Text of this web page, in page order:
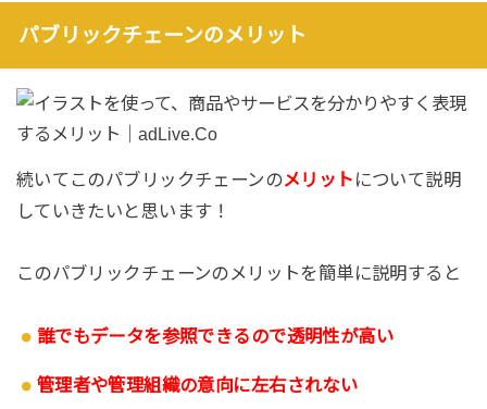
パブリックチェーンのメリット
続いてこのパブリックチェーンのメリット について説明
していきたいと思います！
このパブリックチェーンのメリットを簡単に説明すると
誰でもデータを参照できるので透明性が高い
管理者や管理組織の意向に左右されない